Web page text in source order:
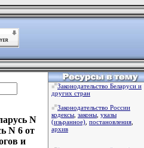
N
N 6 от
и
Законодательство Беларуси и
других стран
Законодательство России
кодексы законы указы
(изьранное) постановления
архив